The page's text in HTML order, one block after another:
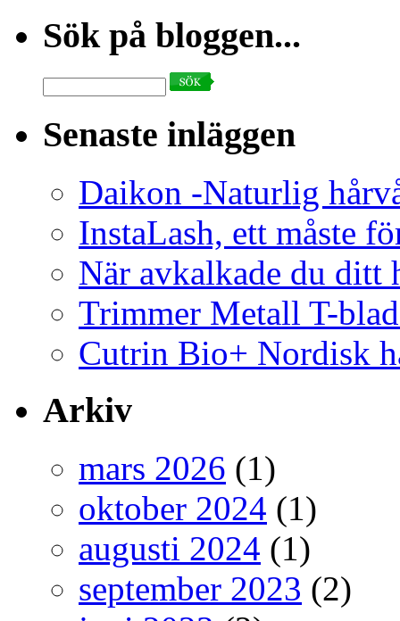
Sök på bloggen...
Search
for:
Senaste inläggen
Daikon -Naturlig
InstaLash, ett måste
När avkalkade du ditt
Trimmer Metall T-
Cutrin Bio+ Nordisk
Arkiv
mars 2026 (1)
oktober 2024 (1)
augusti 2024 (1)
september 2023 (2)